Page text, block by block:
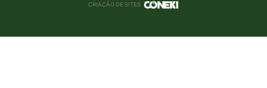
CRIAÇÃO DE SITES